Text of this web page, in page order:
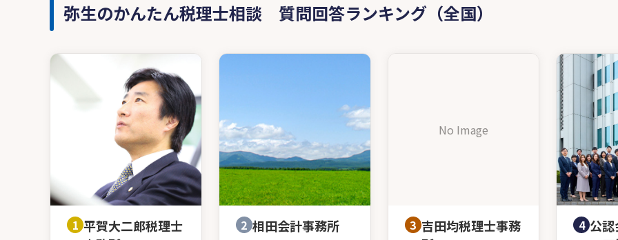
弥生のかんたん税理士相談 質問回答ランキング（全国）
1 平賀大二郎税理士
2 相田会計事務所
No Image
3 吉田均税理士事務
4 公